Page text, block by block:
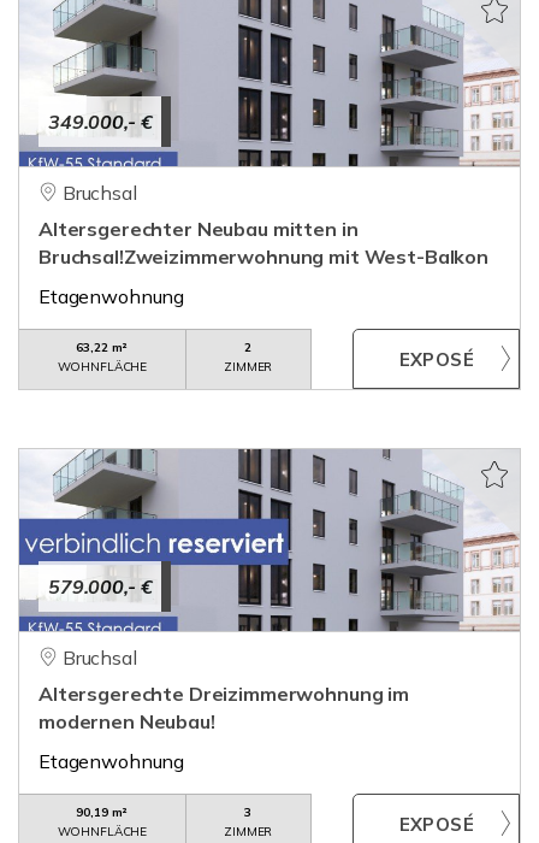
349.000,- €
Bruchsal
Altersgerechter Neubau mitten in
Bruchsal!Zweizimmerwohnung mit West-Balkon
Etagenwohnung
63,22 m²
WOHNFLÄCHE
2
ZIMMER
579.000,- €
Bruchsal
Altersgerechte Dreizimmerwohnung im
modernen Neubau!
Etagenwohnung
90,19 m²
WOHNFLÄCHE
3
ZIMMER